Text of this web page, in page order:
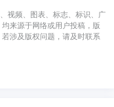
视频、图表、标志、标识、广
来源于网络或用户投稿，版
涉及版权问题，请及时联系